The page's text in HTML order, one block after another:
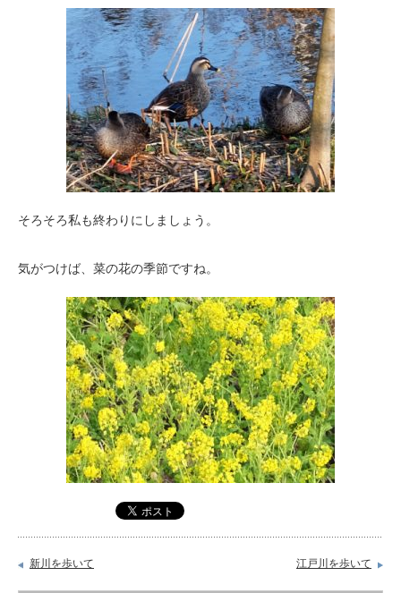
そろそろ私も終わりにしましょう。
気がつけば、菜の花の季節ですね。
新川を歩いて 江戸川を歩いて